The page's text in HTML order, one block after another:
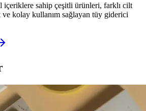
içeriklere sahip çeşitli ürünleri, farklı cilt
kolay kullanım sağlayan tüy giderici